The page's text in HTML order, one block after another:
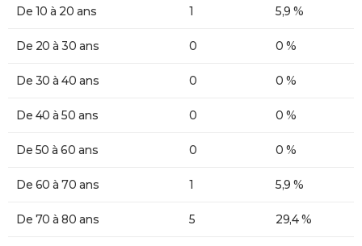
De 10 à 20 ans 1 5,9 %
De 20 à 30 ans 0 0 %
De 30 à 40 ans 0 0 %
De 40 à 50 ans 0 0 %
De 50 à 60 ans 0 0 %
De 60 à 70 ans 1 5,9 %
De 70 à 80 ans 5 29,4 %